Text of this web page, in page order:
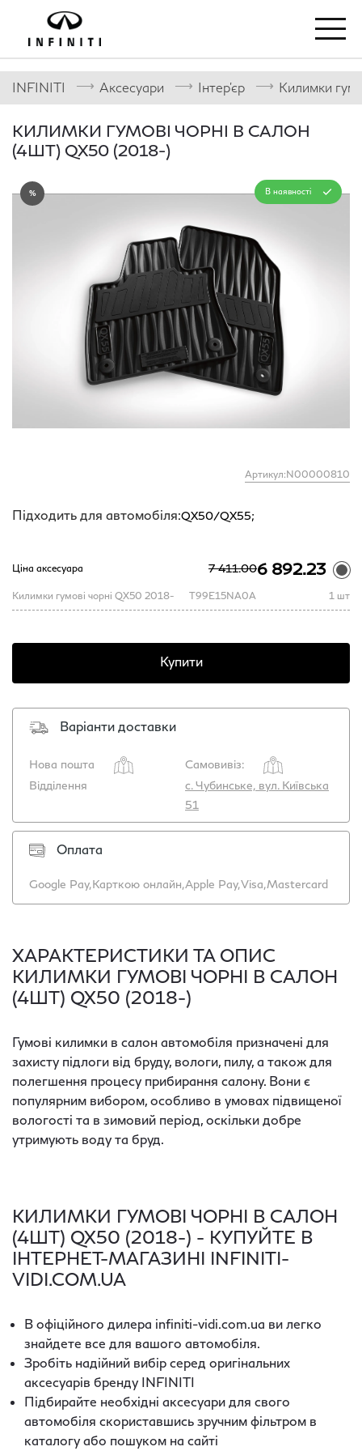
INFINITI ⟶ Аксесуари ⟶ Інтер'єр ⟶ Килимки
КИЛИМКИ ГУМОВІ ЧОРНІ В САЛОН
(4ШТ) QX50 (2018-)
В наявності
Артикул:N00000810
Підходить для автомобіля:QX50/QX55;
Ціна аксесуара 7 411.006 892.23
Килимки гумові чорні QX50 2018- T99E15NA0A 1 шт
Купити
Варіанти доставки
Нова пошта
Самовивіз:
Відділення
с. Чубинське, вул. Київська
51
Оплата
Google Pay,Карткою онлайн,Apple Pay,Visa,Mastercard
ХАРАКТЕРИСТИКИ ТА ОПИС
КИЛИМКИ ГУМОВІ ЧОРНІ В САЛОН
(4ШТ) QX50 (2018-)
Гумові килимки в салон автомобіля призначені для
захисту підлоги від бруду, вологи, пилу, а також для
полегшення процесу прибирання салону. Вони є
популярним вибором, особливо в умовах підвищеної
вологості та в зимовий період, оскільки добре
утримують воду та бруд.
КИЛИМКИ ГУМОВІ ЧОРНІ В САЛОН
(4ШТ) QX50 (2018-) - КУПУЙТЕ В
ІНТЕРНЕТ-МАГАЗИНІ INFINITI-
VIDI.COM.UA
В офіційного дилера infiniti-vidi.com.ua ви легко
знайдете все для вашого автомобіля.
Зробіть надійний вибір серед оригінальних
аксесуарів бренду INFINITI
Підбирайте необхідні аксесуари для свого
автомобіля скориставшись зручним фільтром в
каталогу або пошуком на сайті